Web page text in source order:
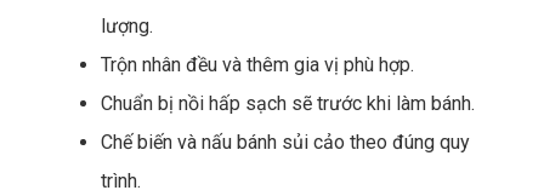
lượng.
Trộn nhân đều và thêm gia vị phù hợp.
Chuẩn bị nồi hấp sạch sẽ trước khi làm bánh.
Chế biến và nấu bánh sủi cảo theo đúng quy
trình.